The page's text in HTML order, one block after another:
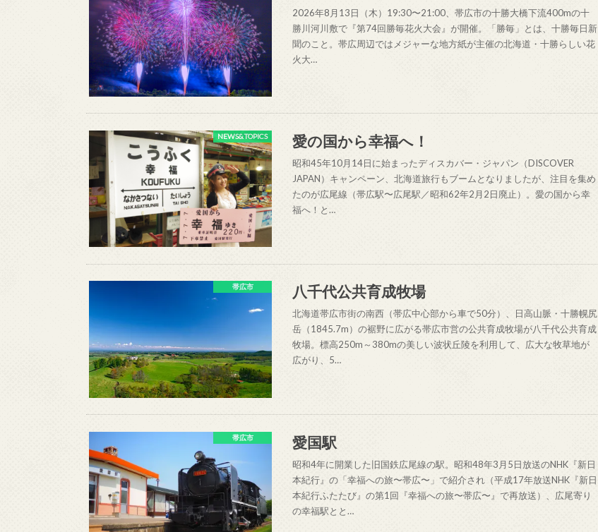
2026年8月13日（木）19:30〜21:00、帯広市の十勝大橋下流400mの十
勝川河川敷で『第74回勝毎花火大会』が開催。「勝毎」とは、十勝毎日新
聞のこと。帯広周辺ではメジャーな地方紙が主催の北海道・十勝らしい花
火大…
NEWS&TOPICS 愛の国から幸福へ！
昭和45年10月14日に始まったディスカバー・ジャパン（DISCOVER
JAPAN）キャンペーン、北海道旅行もブームとなりましたが、注目を集め
たのが広尾線（帯広駅〜広尾駅／昭和62年2月2日廃止）。愛の国から幸
福へ！と…
帯広市 八千代公共育成牧場
北海道帯広市街の南西（帯広中心部から車で50分）、日高山脈・十勝幌尻
岳（1845.7m）の裾野に広がる帯広市営の公共育成牧場が八千代公共育成
牧場。標高250m～380mの美しい波状丘陵を利用して、広大な牧草地が
広がり、5…
帯広市 愛国駅
昭和4年に開業した旧国鉄広尾線の駅。昭和48年3月5日放送のNHK『新日
本紀行』の「幸福への旅〜帯広〜」で紹介され（平成17年放送NHK『新日
本紀行ふたたび』の第1回『幸福への旅〜帯広〜』で再放送）、広尾寄り
の幸福駅とと…